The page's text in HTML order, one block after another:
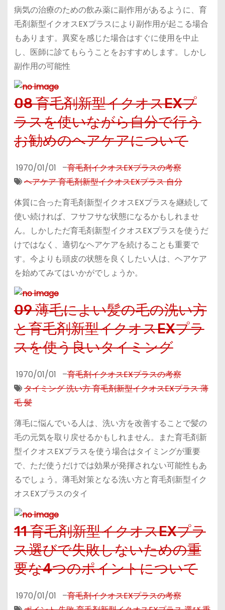
病気の治療のための飲み薬に副作用があるように、育
毛剤新型イクオスEXプラスにより副作用が起こる場合
もあります。異変を感じた場合はすぐに使用を中止
し、医師に診てもらうことをおすすめします。しかし
副作用の可能性
08 育毛剤新型イクオスEXプ
ラスを使いながら自分で行う
お勧めのヘアケアについて
1970/01/01 –育毛剤イクオスEXプラスの考察
ヘアケア 育毛剤新型イクオスEXプラス 自分
体質に合った育毛剤新型イクオスEXプラスを継続して
使い続ければ、フサフサな状態になるかもしれませ
ん。しかしただ育毛剤新型イクオスEXプラスを使うだ
けではなく、適切なヘアケアを続けることも重要で
す。今よりも頭皮の状態を良くしたい人は、ヘアケア
を始めてみてはいかがでしょうか。
09 薄毛によい髪の毛の洗い方
と育毛剤新型イクオスEXプラ
スを使う良いタイミング
1970/01/01 –育毛剤イクオスEXプラスの考察
タイミング 洗い方 育毛剤新型イクオスEXプラス 薄
毛 髪
薄毛に悩んでいる人は、洗い方を改善することで髪の
毛の元気を取り戻せるかもしれません。また育毛剤新
型イクオスEXプラスを使う場合はタイミングが重要
で、ただ使うだけでは効果が発揮されない可能性もあ
るでしょう。薄毛対策となる洗い方と育毛剤新型イク
オスEXプラスのタイ
11 育毛剤新型イクオスEXプラ
ス選びで失敗しないための重
要な4つのポイントについて
1970/01/01 –育毛剤イクオスEXプラスの考察